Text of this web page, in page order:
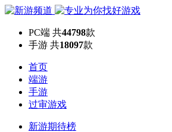
PC端 共44798款
手游 共18097款
首页
端游
手游
过审游戏
新游期待榜